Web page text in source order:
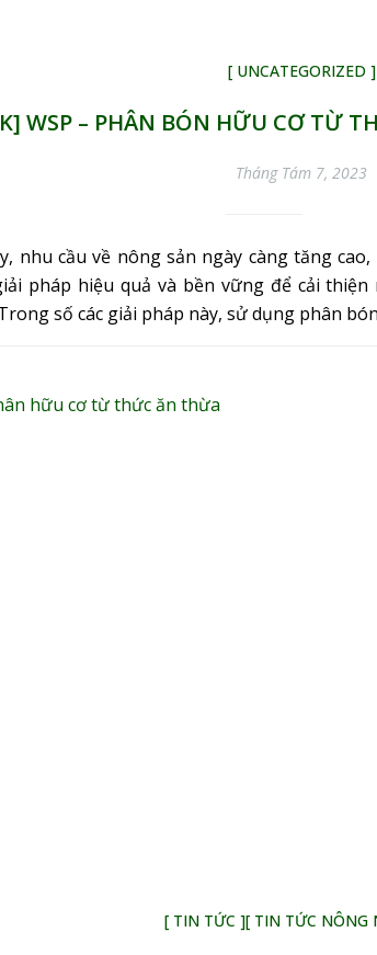
[ UNCATEGORIZED ]
WSP – PHÂN BÓN HỮU CƠ TỪ
Tháng Tám 7, 2023
nhu cầu về nông sản ngày càng tăng
pháp hiệu quả và bền vững để cải
số các giải pháp này, sử dụng phân
[ TIN TỨC ][ TIN TỨC NÔNG